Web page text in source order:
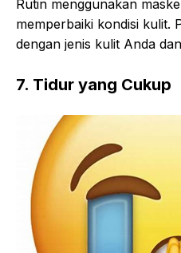
Rutin menggunakan
memperbaiki kondisi kulit.
dengan jenis kulit Anda
7. Tidur yang Cukup